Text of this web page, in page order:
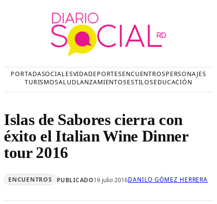
PORTADASOCIALESVIDADEPORTESENCUENTROSPERSONAJES
TURISMOSALUDLANZAMIENTOSESTILOSEDUCACIÓN
Islas de Sabores cierra con
éxito el Italian Wine Dinner
tour 2016
ENCUENTROS PUBLICADO19 julio 2016DANILO GÓMEZ HERRERA